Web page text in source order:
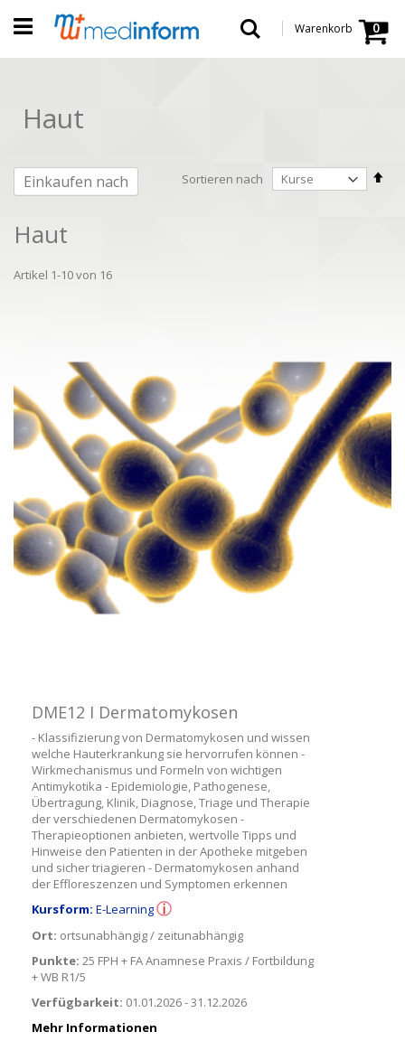
zum
Inhalt
Warenkorb 0
Suche
Haut
Haut
Artikel 1-10von 16
Sortieren nach
In
DME12 I Dermatomykosen
- Klassifizierung von Dermatomykosen und wissen
welche Hauterkrankung sie hervorrufen können -
Wirkmechanismus und Formeln von wichtigen
Antimykotika - Epidemiologie, Pathogenese,
Übertragung, Klinik, Diagnose, Triage und Therapie
der verschiedenen Dermatomykosen -
Therapieoptionen anbieten, wertvolle Tipps und
Hinweise den Patienten in der Apotheke mitgeben
und sicher triagieren - Dermatomykosen anhand
der Effloreszenzen und Symptomen erkennen
Kursform: E-Learning
Ort: ortsunabhängig / zeitunabhängig
Punkte: 25 FPH + FA Anamnese Praxis / Fortbildung
+ WB R1/5
Verfügbarkeit: 01.01.2026 - 31.12.2026
Mehr Informationen
Einkaufen nach